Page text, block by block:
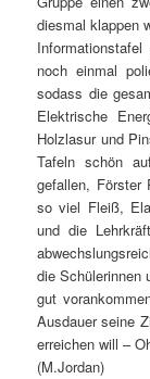
diesmal klappen
noch einmal
sodass die
Elektrische
Holzlasur und
Tafeln schön
gefallen, Förster
so viel Fleiß,
und die
die Schülerinnen
gut
Ausdauer seine
erreichen will–
(M.Jordan)